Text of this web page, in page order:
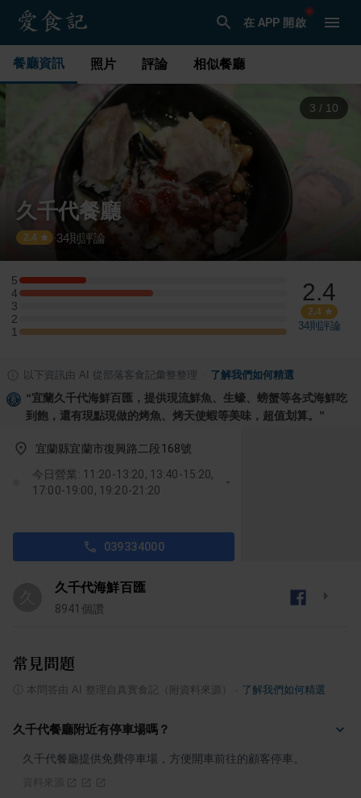
在 APP 開啟
餐廳資訊 照片 評論 相似餐廳
3 / 10
久千代餐廳
2.4 ·34則評論
5
5 星：1 則評論
4
4 星：2 則評論
3
3 星：0 則評論
2
2 星：0 則評論
1
1 星：4 則評論
2.4
2.4
34則評論
以下資訊由 AI 從部落客食記彙整整理 了解我們如何精選
“宜蘭久千代海鮮百匯，提供現流鮮魚、生蠔、螃蟹等各式海鮮吃
到飽，還有現點現做的烤魚、烤天使蝦等美味，超值划算。 ”
宜蘭縣宜蘭市復興路二段168號
今日營業: 11:20-13:20, 13:40-15:20,
17:00-19:00, 19:20-21:20
039334000
久千代海鮮百匯
8941 個讚
常見問題
本問答由 AI 整理自真實食記（附資料來源） 了解我們如何精選
久千代餐廳附近有停車場嗎？
久千代餐廳提供免費停車場，方便開車前往的顧客停車。